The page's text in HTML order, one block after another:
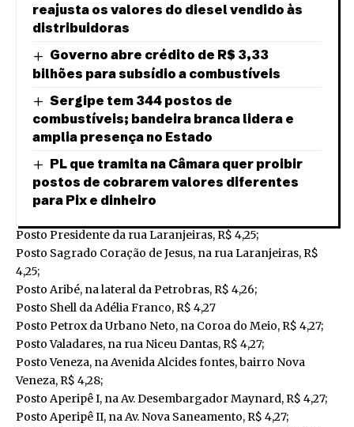
reajusta os valores do diesel vendido às
distribuidoras
Governo abre crédito de R$ 3,33
bilhões para subsídio a combustíveis
Sergipe tem 344 postos de
combustíveis; bandeira branca lidera e
amplia presença no Estado
PL que tramita na Câmara quer proibir
postos de cobrarem valores diferentes
para Pix e dinheiro
Posto Presidente da rua Laranjeiras, R$ 4,25;
Posto Sagrado Coração de Jesus, na rua Laranjeiras, R$
4,25;
Posto Aribé, na lateral da Petrobras, R$ 4,26;
Posto Shell da Adélia Franco, R$ 4,27
Posto Petrox da Urbano Neto, na Coroa do Meio, R$ 4,27;
Posto Valadares, na rua Niceu Dantas, R$ 4,27;
Posto Veneza, na Avenida Alcides fontes, bairro Nova
Veneza, R$ 4,28;
Posto Aperipê I, na Av. Desembargador Maynard, R$ 4,27;
Posto Aperipê II, na Av. Nova Saneamento, R$ 4,27;